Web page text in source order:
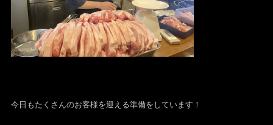
今日もたくさんのお客様を迎える準備をしています！